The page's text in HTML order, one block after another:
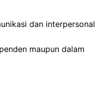
dan interpersonal
maupun dalam